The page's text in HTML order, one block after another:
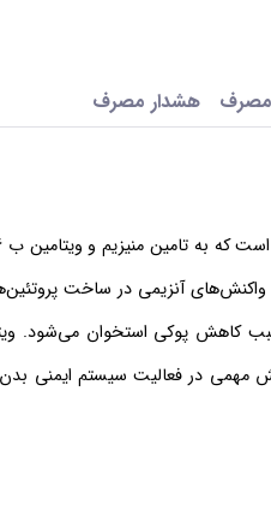
مصرف هشدار مصرف
آنزیمی در ساخت
مهمی در فعالیت سیستم ایمنی